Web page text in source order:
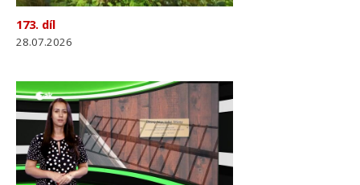
173. díl
28.07.2026